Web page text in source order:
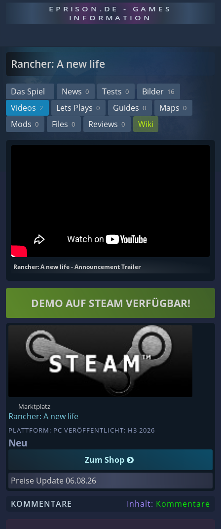
EPRISON.DE - GAMES
INFORMATION
Rancher: A new life
Das Spiel News 0 Tests 0 Bilder 16
Videos 2 Lets Plays 0 Guides 0 Maps 0
Mods 0 Files 0 Reviews 0 Wiki
Rancher: A new life - Announcement Trailer
DEMO AUF STEAM VERFÜGBAR!
Marktplatz
Rancher: A new life
PLATTFORM: PC VERÖFFENTLICHT: H3 2026
Neu
Zum Shop
Preise Update 06.08.26
KOMMENTARE Inhalt: Kommentare